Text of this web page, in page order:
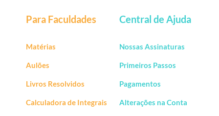
Para Faculdades
Matérias
Aulões
Livros Resolvidos
Calculadora de Integrais
Central de Ajuda
Nossas Assinaturas
Primeiros Passos
Pagamentos
Alterações na Conta